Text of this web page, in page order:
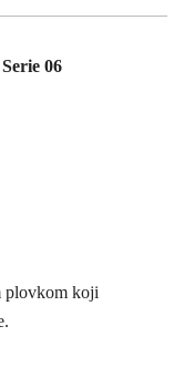
06
plovkom koji